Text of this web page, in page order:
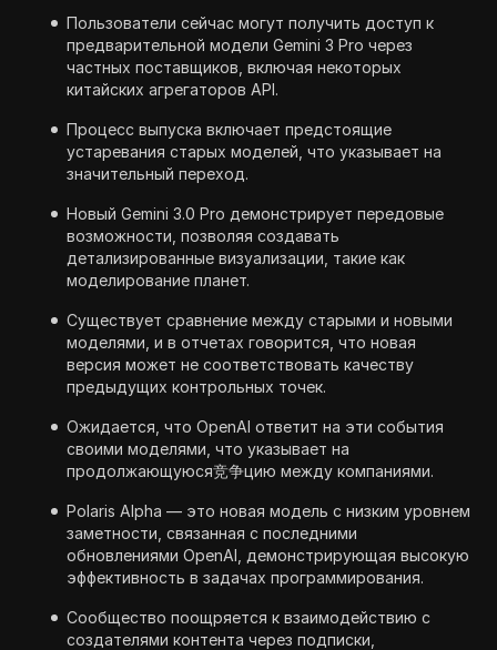
Пользователи сейчас могут получить доступ к
предварительной модели Gemini 3 Pro через
частных поставщиков, включая некоторых
китайских агрегаторов API.
Процесс выпуска включает предстоящие
устаревания старых моделей, что указывает на
значительный переход.
Новый Gemini 3.0 Pro демонстрирует передовые
возможности, позволяя создавать
детализированные визуализации, такие как
моделирование планет.
Существует сравнение между старыми и новыми
моделями, и в отчетах говорится, что новая
версия может не соответствовать качеству
предыдущих контрольных точек.
Ожидается, что OpenAI ответит на эти события
своими моделями, что указывает на
продолжающуюся竞争цию между компаниями.
Polaris Alpha — это новая модель с низким уровнем
заметности, связанная с последними
обновлениями OpenAI, демонстрирующая высокую
эффективность в задачах программирования.
Сообщество поощряется к взаимодействию с
создателями контента через подписки,